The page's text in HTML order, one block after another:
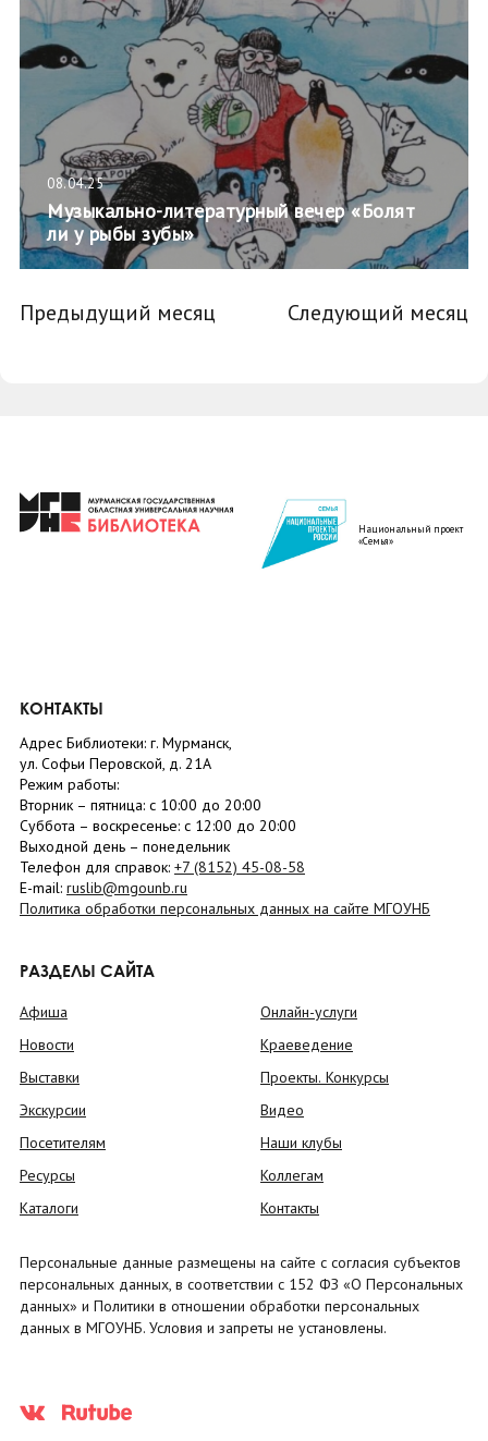
08.04.25
Музыкально-литературный вечер «Болят
ли у рыбы зубы»
Предыдущий месяц Следующий месяц
Национальный проект
«Семья»
КОНТАКТЫ
Адрес Библиотеки: г. Мурманск,
ул. Софьи Перовской, д. 21А
Режим работы:
Вторник – пятница: с 10:00 до 20:00
Суббота – воскресенье: c 12:00 до 20:00
Выходной день – понедельник
Телефон для справок: +7 (8152) 45-08-58
E-mail: ruslib@mgounb.ru
Политика обработки персональных данных на сайте МГОУНБ
РАЗДЕЛЫ САЙТА
Афиша
Новости
Выставки
Экскурсии
Посетителям
Ресурсы
Каталоги
Онлайн-услуги
Краеведение
Проекты. Конкурсы
Видео
Наши клубы
Коллегам
Контакты
Персональные данные размещены на сайте с согласия субъектов
персональных данных, в соответствии с 152 ФЗ «О Персональных
данных» и Политики в отношении обработки персональных
данных в МГОУНБ. Условия и запреты не установлены.